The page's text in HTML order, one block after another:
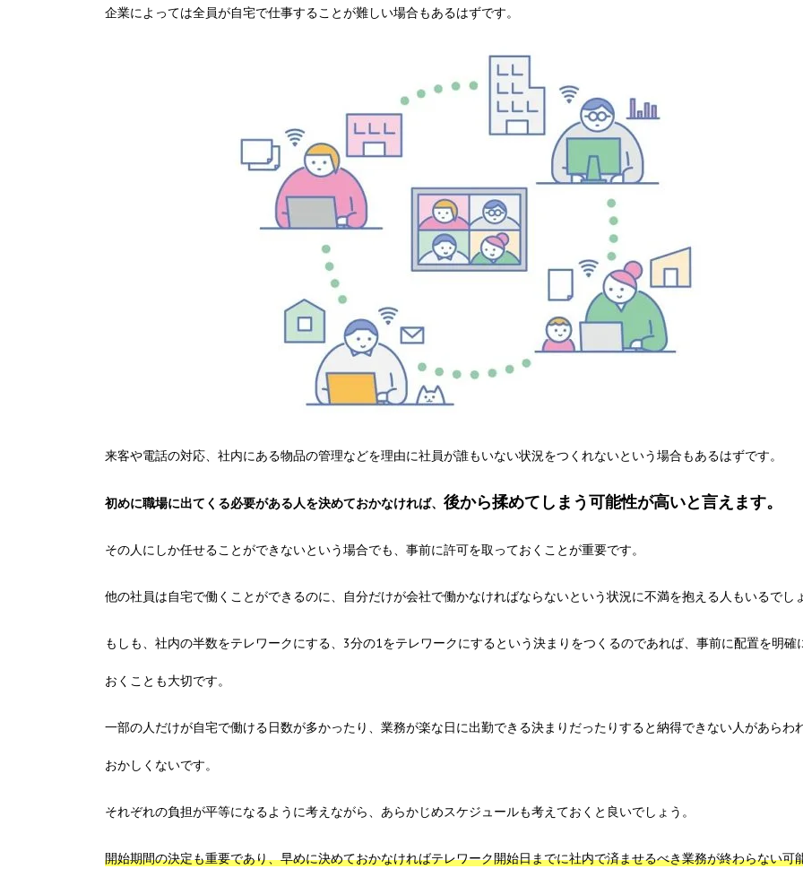
企業によっては全員が自宅で仕事することが難しい場合もあるはずです。
来客や電話の対応、社内にある物品の管理などを理由に社員が誰もいない状況をつくれないという場合もあるはずです。
初めに職場に出てくる必要がある人を決めておかなければ、 後から揉めてしまう可能性が高いと言えます。
その人にしか任せることができないという場合でも、 事前に許可を取っておくことが重要です。
他の社員は自宅で働くことができるのに、自分だけが会社で働かなければならないという状況に不満を抱える人もいるでし
もしも、社内の半数をテレワークにする、3分の1をテレワークにするという決まりをつくるのであれば、事前に配置を明確
おくことも大切です。
一部の人だけが自宅で働ける日数が多かったり、業務が楽な日に出勤できる決まりだったりすると納得できない人があらわ
おかしくないです。
それぞれの負担が平等になるように考えながら、あらかじめスケジュールも考えておくと良いでしょう。
開始期間の決定も重要であり、早めに決めておかなければテレワーク開始日までに社内で済ませるべき業務が終わらない可